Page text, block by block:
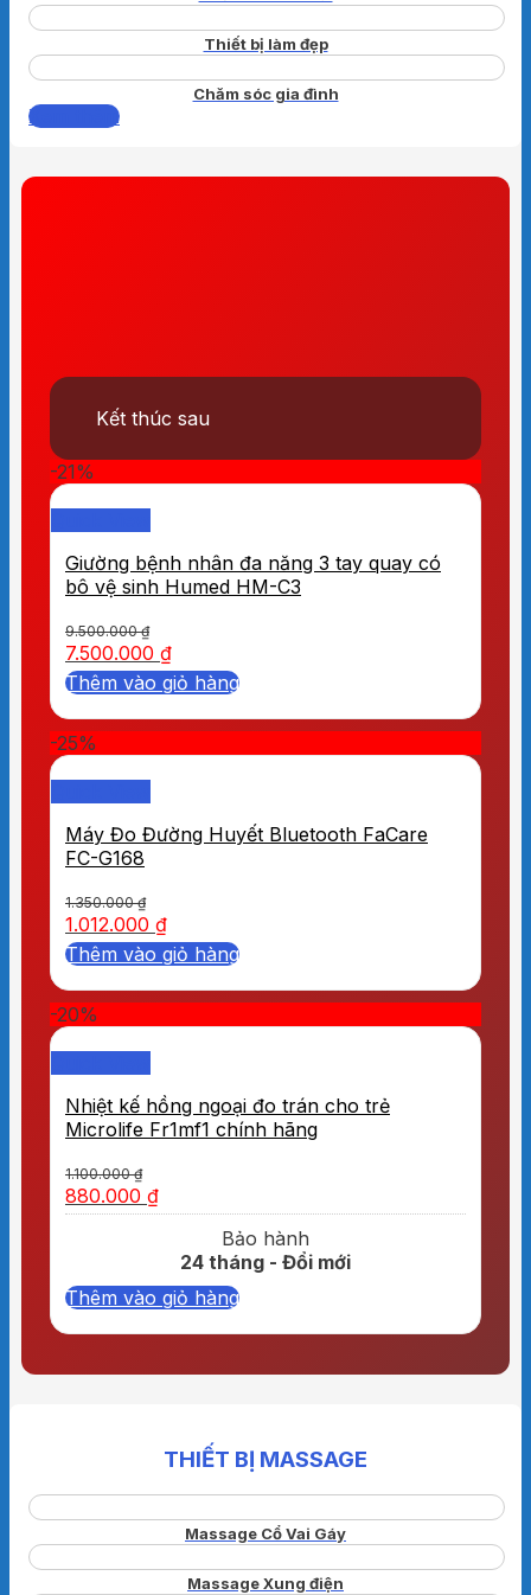
Thiết bị làm đẹp
Chăm sóc gia đình
Xem thêm
Kết thúc sau
-21%
Giường bệnh nhân đa năng 3 tay quay có
bô vệ sinh Humed HM-C3
9.500.000₫
7.500.000 ₫
Thêm vào giỏ hàng
-25%
Máy Đo Đường Huyết Bluetooth FaCare
FC-G168
1.350.000₫
1.012.000 ₫
Thêm vào giỏ hàng
-20%
Nhiệt kế hồng ngoại đo trán cho trẻ
Microlife Fr1mf1 chính hãng
1.100.000₫
880.000 ₫
Bảo hành
24 tháng - Đổi mới
Thêm vào giỏ hàng
THIẾT BỊ MASSAGE
Massage Cổ Vai Gáy
Massage Xung điện